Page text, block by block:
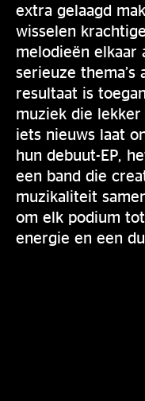
extra gelaagd
wisselen
melodieën elkaar
serieuze thema’s
resultaat is
muziek die
iets nieuws laat
hun debuut-EP,
een band die
muzikaliteit
om elk podium
energie en een